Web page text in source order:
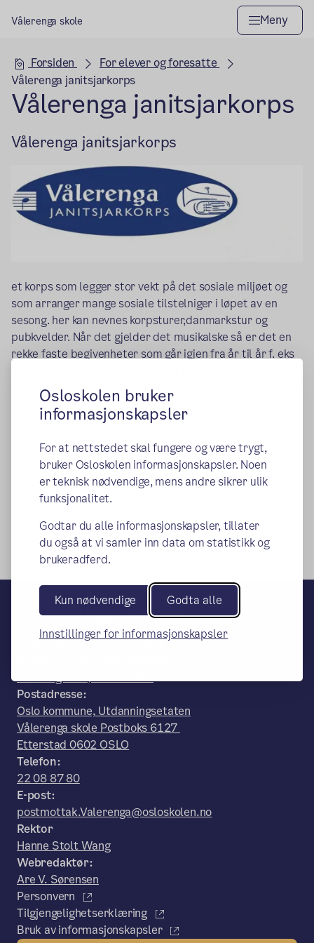
Osloskolen bruker
informasjonskapsler
For at nettstedet skal fungere og være trygt,
bruker Osloskolen informasjonskapsler. Noen
er teknisk nødvendige, mens andre sikrer ulik
funksjonalitet.
Godtar du alle informasjonskapsler, tillater
du også at vi samler inn data om statistikk og
brukeradferd.
Kun nødvendige Godta alle
Innstillinger for informasjonskapsler
Vålerenga skole Meny
Hovedseksjon
Forsiden
For elever og foresatte
Vålerenga janitsjarkorps
Vålerenga janitsjarkorps
Vålerenga janitsjarkorps
et korps som legger stor vekt på det sosiale miljøet og
som arranger mange sosiale tilstelniger i løpet av en
sesong. her kan nevnes korpsturer,danmarkstur og
pubkvelder. Når det gjelder det musikalske så er det en
rekke faste begivenheter som går igjen fra år til år f. eks
Vålerenga Vertshus, årskonsert hvert år i Febr/mars,
kirkekonsert/julaftenspilling i kirken og seminarer.
Ønsker du å vite mer om oss, kan du trykke her:
Publisert:09.11.2015Endret: 26.09.2019
Vålerenga skole
– en del av Osloskolen
Islands gate 5, 0658 OSLO
Postadresse:
Oslo kommune, Utdanningsetaten
Vålerenga skole Postboks 6127
Etterstad 0602 OSLO
Telefon:
22 08 87 80
E-post:
postmottak.Valerenga@osloskolen.no
Rektor
Hanne Stolt Wang
Webredaktør:
Are V. Sørensen
Personvern
Tilgjengelighetserklæring
Bruk av informasjonskapsler